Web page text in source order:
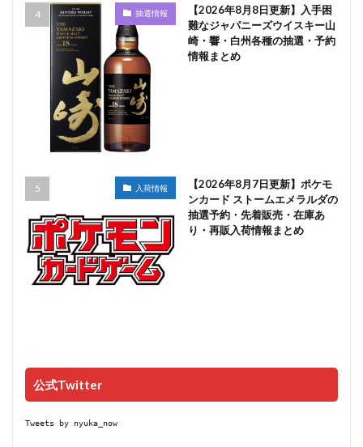
抽選情報
【2026年8月8日更新】入手困
難なジャパニーズウイスキー山
崎・響・白州各種の抽選・予約
情報まとめ
入荷情報
【2026年8月7日更新】ポケモ
ンカード ストームエメラルダの
抽選予約・先着販売・在庫あ
り・再販入荷情報まとめ
公式Twitter
Tweets by nyuka_now